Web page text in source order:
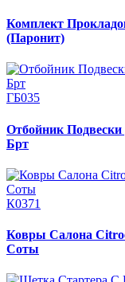
Комплект
(Паронит)
ГБ035
Отбойник
Брт
К0371
Ковры Салона
Соты